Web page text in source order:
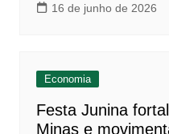
16 de junho de 2026
Economia
Festa Junina
Minas e